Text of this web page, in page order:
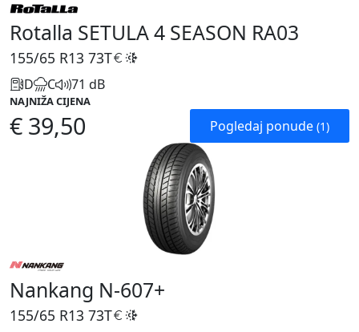
Rotalla SETULA 4 SEASON RA03
155/65 R13 73T
D C 71 dB
NAJNIŽA CIJENA
€ 39,50 Pogledaj ponude (1)
Nankang N-607+
155/65 R13 73T